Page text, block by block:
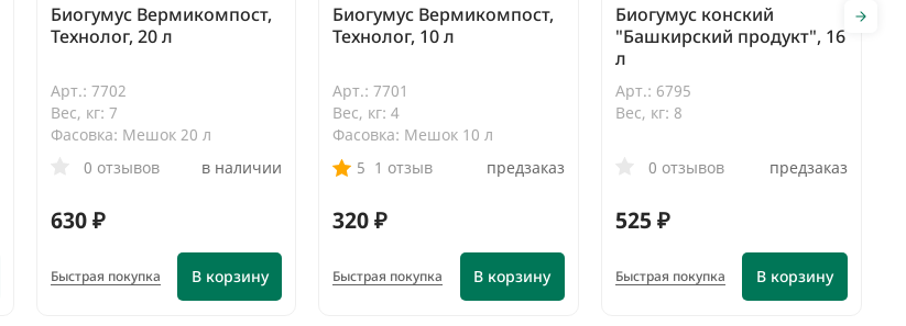
Биогумус Вермикомпост,
Технолог, 20 л
Арт.: 7702
Вес, кг: 7
Фасовка: Мешок 20 л
0 отзывов
в наличии
630 ₽
В корзину
Быстрая покупка
Биогумус Вермикомпост,
Технолог, 10 л
Арт.: 7701
Вес, кг: 4
Фасовка: Мешок 10 л
5 1 отзыв предзаказ
320 ₽
В корзину
Быстрая покупка
Биогумус конский
"Башкирский продукт", 16
л
Арт.: 6795
Вес, кг: 8
0 отзывов предзаказ
525 ₽
В корзину
Быстрая покупка